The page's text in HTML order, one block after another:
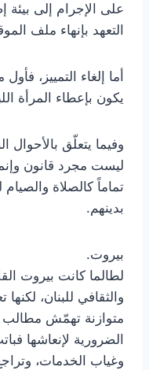
على الإجرام إلى بيئة
التعهد بإنهاء ملف
أما إلغاء التمييز،
يكون بإعطاء المرأة
وفيما يتعلّق بالأحوال
ليست مجرد قانون
تماماً كالصلاة
بدينهم.
بيروت.
لطالما كانت بيروت
والثقافي للبنان،
متوازنة تهمّش مطالب
الضرورية لإنعاشها
وغياب الخدمات،